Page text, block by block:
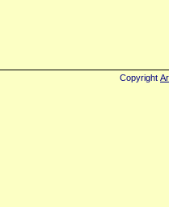
Copyright